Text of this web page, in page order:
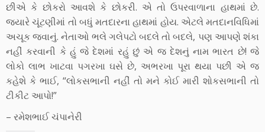
છીએ કે છોકરો આવશે કે છોકરી. એ તો ઉપરવાળાના હાથમાં છે.
જ્યારે ચૂંટણીમાં તો બધું મતદારના હાથમાં હોય. એટલે મતદાનવિધિમાં
અચૂક જવાનું. નેતાઓ ભલે ગલેપટો બદલે તો બદલે, પણ આપણે શંકા
નહીં કરવાની કે હું જે દેશમાં રહું છું એ જ દેશનું નામ ભારત છે! જે
લોકો લાભ ખાટવા પગરખા ઘસે છે, અભરખા પૂરા થયા પછી એ જ
કહેશે કે ભાઈ, “લોકસભાની નહીં તો મને કોઈ મારી શોકસભાની તો
ટીકીટ આપો!”
– રમેશભાઈ ચંપાનેરી